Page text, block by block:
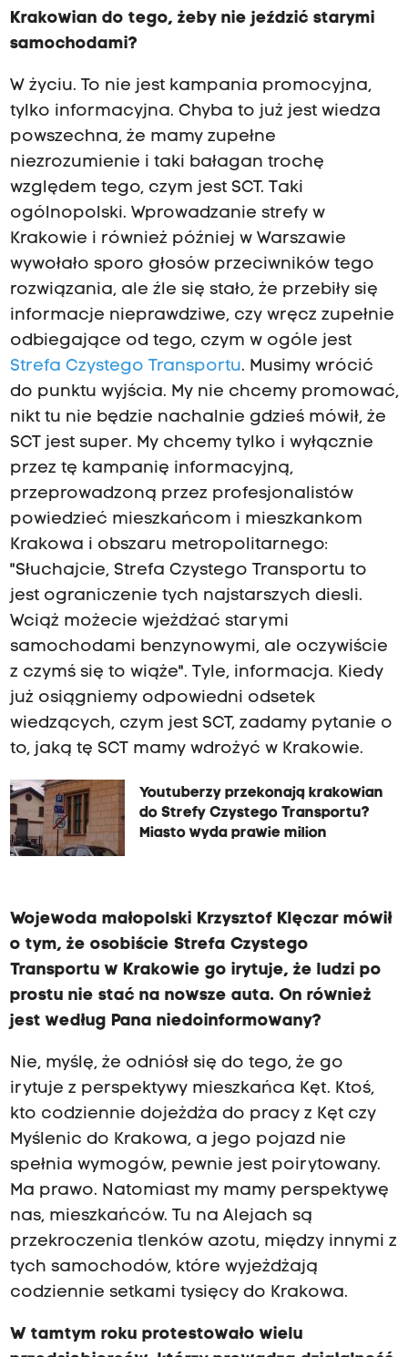
Krakowian do tego, żeby nie jeździć starymi
samochodami?
W życiu. To nie jest kampania promocyjna,
tylko informacyjna. Chyba to już jest wiedza
powszechna, że mamy zupełne
niezrozumienie i taki bałagan trochę
względem tego, czym jest SCT. Taki
ogólnopolski. Wprowadzanie strefy w
Krakowie i również później w Warszawie
wywołało sporo głosów przeciwników tego
rozwiązania, ale źle się stało, że przebiły się
informacje nieprawdziwe, czy wręcz zupełnie
odbiegające od tego, czym w ogóle jest
Strefa Czystego Transportu. Musimy wrócić
do punktu wyjścia. My nie chcemy promować,
nikt tu nie będzie nachalnie gdzieś mówił, że
SCT jest super. My chcemy tylko i wyłącznie
przez tę kampanię informacyjną,
przeprowadzoną przez profesjonalistów
powiedzieć mieszkańcom i mieszkankom
Krakowa i obszaru metropolitarnego:
"Słuchajcie, Strefa Czystego Transportu to
jest ograniczenie tych najstarszych diesli.
Wciąż możecie wjeżdżać starymi
samochodami benzynowymi, ale oczywiście
z czymś się to wiąże". Tyle, informacja. Kiedy
już osiągniemy odpowiedni odsetek
wiedzących, czym jest SCT, zadamy pytanie o
to, jaką tę SCT mamy wdrożyć w Krakowie.
Youtuberzy przekonają krakowian
do Strefy Czystego Transportu?
Miasto wyda prawie milion
Wojewoda małopolski Krzysztof Klęczar mówił
o tym, że osobiście Strefa Czystego
Transportu w Krakowie go irytuje, że ludzi po
prostu nie stać na nowsze auta. On również
jest według Pana niedoinformowany?
Nie, myślę, że odniósł się do tego, że go
irytuje z perspektywy mieszkańca Kęt. Ktoś,
kto codziennie dojeżdża do pracy z Kęt czy
Myślenic do Krakowa, a jego pojazd nie
spełnia wymogów, pewnie jest poirytowany.
Ma prawo. Natomiast my mamy perspektywę
nas, mieszkańców. Tu na Alejach są
przekroczenia tlenków azotu, między innymi z
tych samochodów, które wyjeżdżają
codziennie setkami tysięcy do Krakowa.
W tamtym roku protestowało wielu